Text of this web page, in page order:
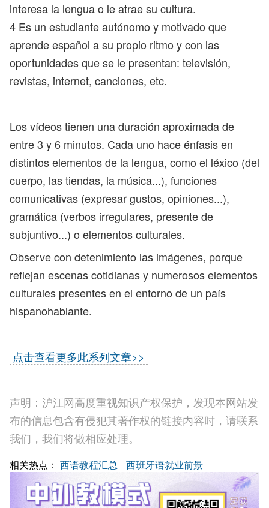
interesa la lengua o le atrae su cultura.
4 Es un estudiante autónomo y motivado que
aprende español a su propio ritmo y con las
oportunidades que se le presentan: televisión,
revistas, internet, canciones, etc.
Los vídeos tienen una duración aproximada de
entre 3 y 6 minutos. Cada uno hace énfasis en
distintos elementos de la lengua, como el léxico (del
cuerpo, las tiendas, la música...), funciones
comunicativas (expresar gustos, opiniones...),
gramática (verbos irregulares, presente de
subjuntivo...) o elementos culturales.
Observe con detenimiento las imágenes, porque
reflejan escenas cotidianas y numerosos elementos
culturales presentes en el entorno de un país
hispanohablante.
点击查看更多此系列文章>>
声明：沪江网高度重视知识产权保护，发现本网站发
布的信息包含有侵犯其著作权的链接内容时，请联系
我们，我们将做相应处理。
相关热点： 西语教程汇总 西班牙语就业前景